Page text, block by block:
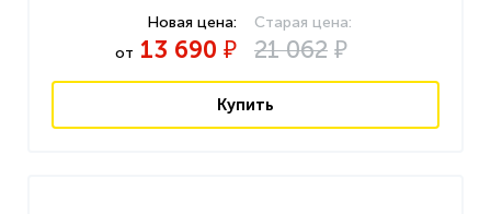
от 13 690 ₽ 21 062 ₽
Купить